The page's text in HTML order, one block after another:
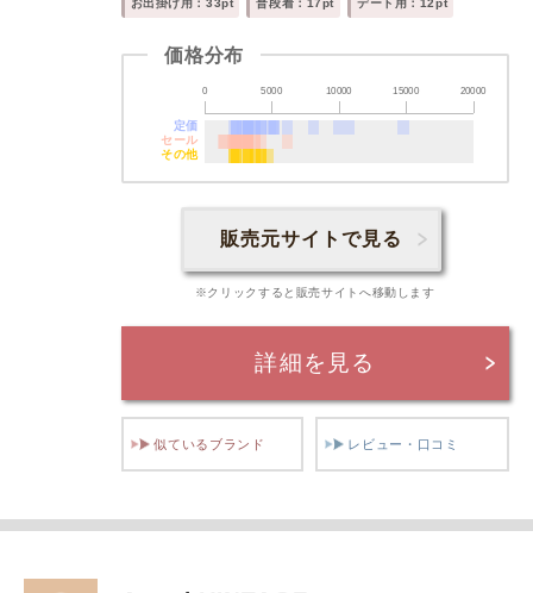
お出掛け用：33pt 普段着：17pt デート用：12pt
価格分布
0 5000 10000 15000 20000
定価
セール
その他
販売元サイトで見る
※クリックすると販売サイトへ移動します
詳細を見る
似ているブランド レビュー・口コミ